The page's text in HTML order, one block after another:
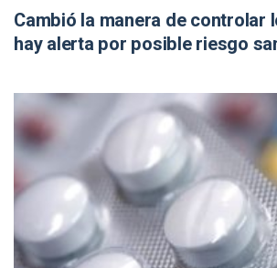
Cambió la manera de controlar
hay alerta por posible riesgo